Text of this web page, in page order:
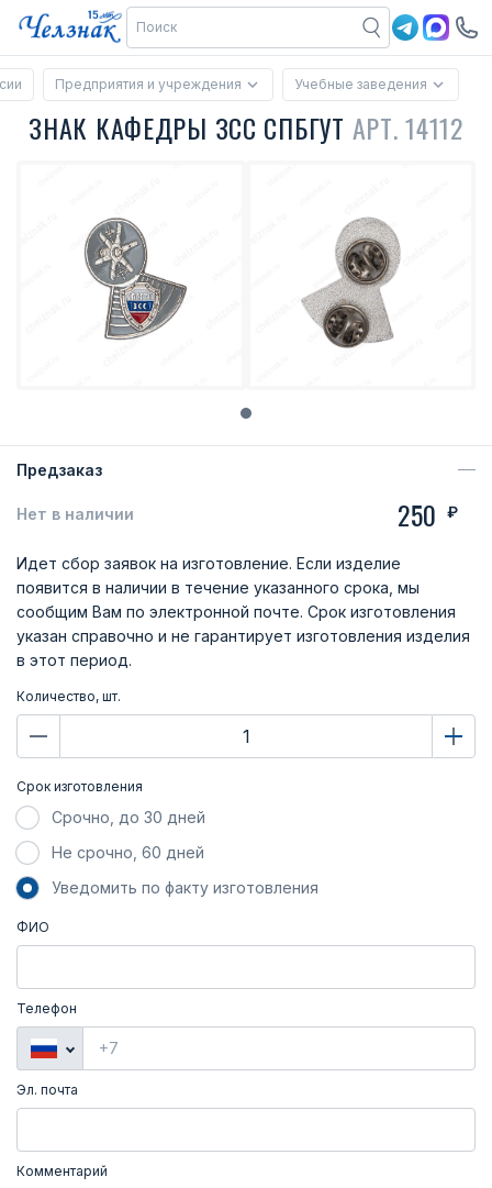
Предприятия и учреждения Учебные заведения
ЗНАК КАФЕДРЫ ЗCC СПБГУТ АРТ. 14112
Предзаказ
Нет в наличии 250 ₽
Идет сбор заявок на изготовление. Если изделие
появится в наличии в течение указанного срока, мы
сообщим Вам по электронной почте. Срок изготовления
указан справочно и не гарантирует изготовления изделия
в этот период.
Количество, шт.
Срок изготовления
Срочно, до 30 дней
Не срочно, 60 дней
Уведомить по факту изготовления
ФИО
Телефон
Эл. почта
Комментарий